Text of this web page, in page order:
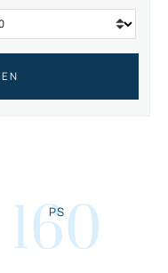
160
PS